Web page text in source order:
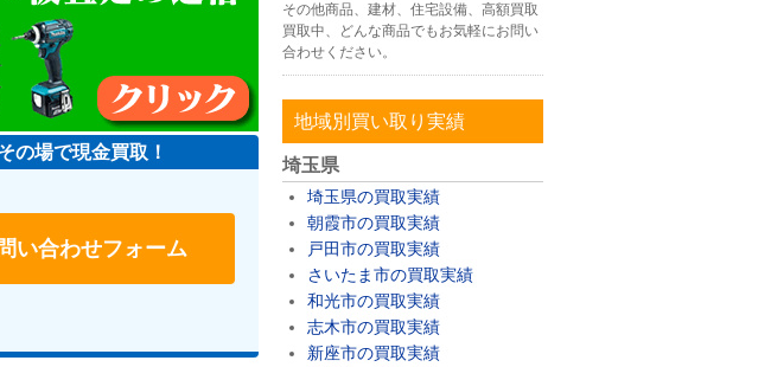
の場で現金買取！
い合わせフォーム
その他商品、建材、住宅設備、高額買取
買取中、どんな商品でもお気軽にお問い
合わせください。
地域別買い取り実績
埼玉県
埼玉県の買取実績
朝霞市の買取実績
戸田市の買取実績
さいたま市の買取実績
和光市の買取実績
志木市の買取実績
新座市の買取実績